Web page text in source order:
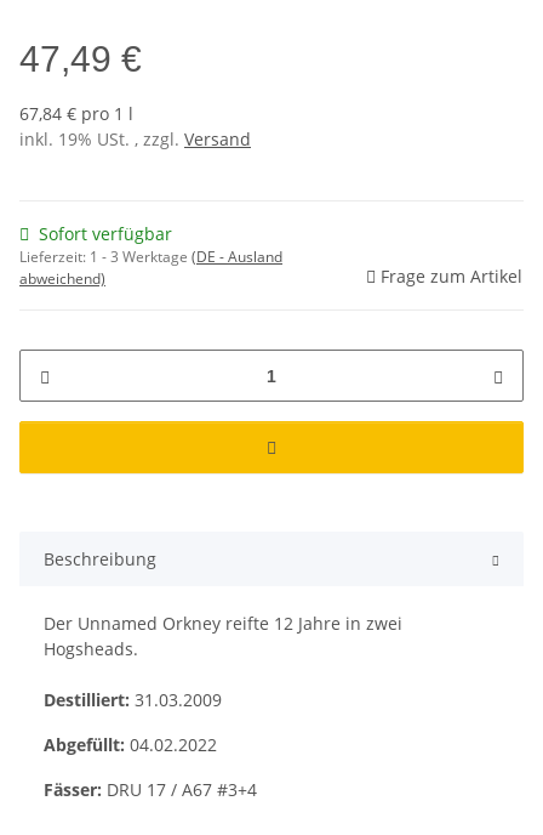
47,49 €
67,84 € pro 1 l
inkl. 19% USt. , zzgl. Versand
Sofort verfügbar
Lieferzeit: 1 - 3 Werktage (DE - Ausland
abweichend)
Frage zum Artikel
Beschreibung
Der Unnamed Orkney reifte 12 Jahre in zwei
Hogsheads.
Destilliert: 31.03.2009
Abgefüllt: 04.02.2022
Fässer: DRU 17 / A67 #3+4